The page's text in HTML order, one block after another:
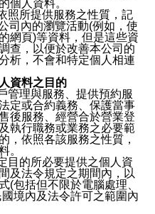
個人資料。
照所提供服務之性質，記
司內的瀏覽活動(例如，使
網頁)等資料，但是這些資
查，以便於改善本公司的
析，不會和特定個人相連
資料之目的
管理與服務、提供預約服
定或合約義務、保護當事
後服務、經營合於營業登
執行職務或業務之必要範
，依照各該服務之性質，
。
目的所必要提供之個人資
及法令規定之期間內，以
(包括但不限於電腦處理、
境內及法令許可之範圍內